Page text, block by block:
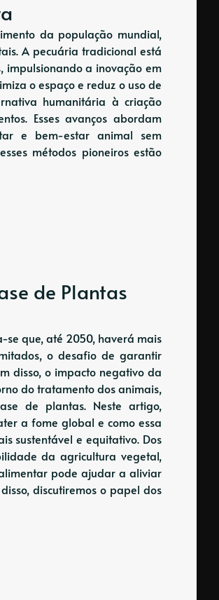
da população mundial,
A pecuária tradicional está
impulsionando a inovação em
o espaço e reduz o uso de
humanitária à criação
Esses avanços abordam
e bem-estar animal sem
métodos pioneiros estão
de Plantas
se que, até 2050, haverá mais
o desafio de garantir
disso, o impacto negativo da
do tratamento dos animais,
de plantas. Neste artigo,
a fome global e como essa
sustentável e equitativo. Dos
da agricultura vegetal,
pode ajudar a aliviar
discutiremos o papel dos